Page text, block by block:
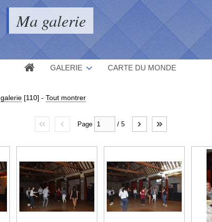
Ma galerie
GALERIE CARTE DU MONDE
galerie [110] - Tout montrer
Page / 5